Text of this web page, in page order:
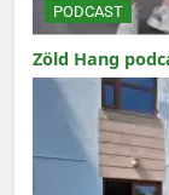
PODCAST
Zöld Hang